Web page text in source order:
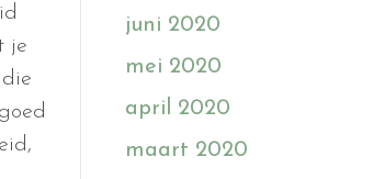
je
juni 2020
mei 2020
april 2020
maart 2020